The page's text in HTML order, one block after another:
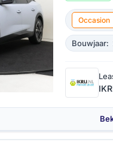
Occasion
Bouwjaar: